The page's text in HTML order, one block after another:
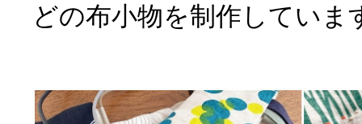
どの布小物を制作していま